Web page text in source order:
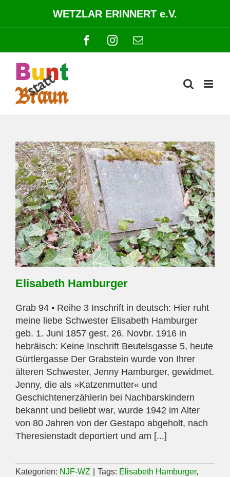
springen
WETZLAR ERINNERT e.V.
FacebookInstagram
E-
Mail
Elisabeth Hamburger
Grab 94 • Reihe 3 Inschrift in deutsch: Hier ruht
meine liebe Schwester Elisabeth Hamburger
geb. 1. Juni 1857 gest. 26. Novbr. 1916 in
hebräisch: Keine Inschrift Beutelsgasse 5, heute
Gürtlergasse Der Grabstein wurde von Ihrer
älteren Schwester, Jenny Hamburger, gewidmet.
Jenny, die als »Katzenmutter« und
Geschichtenerzählerin bei Nachbarskindern
bekannt und beliebt war, wurde 1942 im Alter
von 80 Jahren von der Gestapo abgeholt, nach
Theresienstadt deportiert und am [...]
Kategorien: NJF-WZ Tags: Elisabeth Hamburger,